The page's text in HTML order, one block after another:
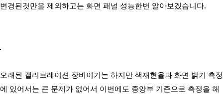
변경된것만을 제외하고는 화면 패널 성능한번 알아보겠습니다.
오래된 캘리브레이션 장비이기는 하지만 색재현율과 화면 밝기 측정
에 있어서는 큰 문제가 없어서 이번에도 중앙부 기준으로 측정을 해